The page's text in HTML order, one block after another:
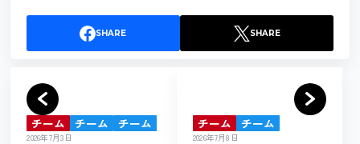
SHARE SHARE
チーム チーム チーム
2026年7月3日
チーム チーム
2026年7月8日